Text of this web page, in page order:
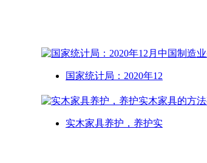
国家统计局：2020年12
实木家具养护，养护实